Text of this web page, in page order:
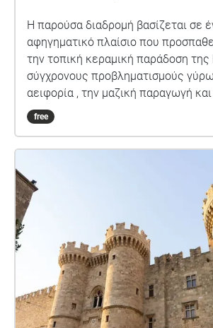
Η παρούσα διαδρομή βασίζεται σε
αφηγηματικό πλαίσιο που
την τοπική κεραμική παράδοση
σύγχρονους προβληματισμούς
αειφορία , την μαζική παραγωγή
την βιωσιμότητα. Μέσα από την
της αφηγήτριας , η οποία στο
μέρη γνώριμα, αναζητώντας το
ένα στοιχείο που φαίνεται σήμερα
να χαθεί.
free